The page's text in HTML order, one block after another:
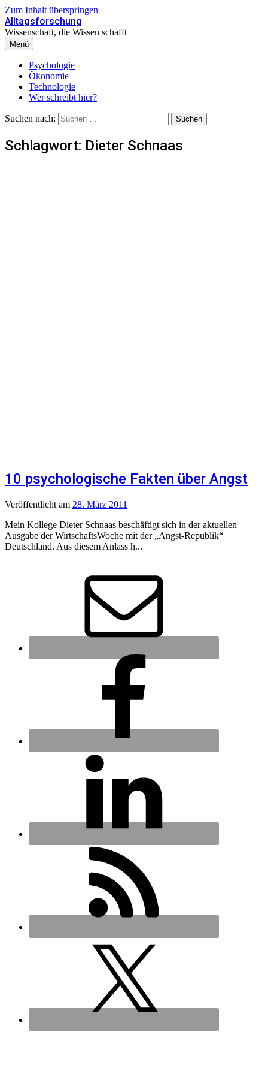
Zum Inhalt überspringen
Alltagsforschung
Wissenschaft, die Wissen schafft
Menü
Psychologie
Ökonomie
Technologie
Wer schreibt hier?
Suchen nach:
Schlagwort: Dieter Schnaas
10 psychologische Fakten über Angst
Veröffentlicht am 28. März 2011
Mein Kollege Dieter Schnaas beschäftigt sich in der aktuellen
Ausgabe der WirtschaftsWoche mit der „Angst-Republik“
Deutschland. Aus diesem Anlass h...